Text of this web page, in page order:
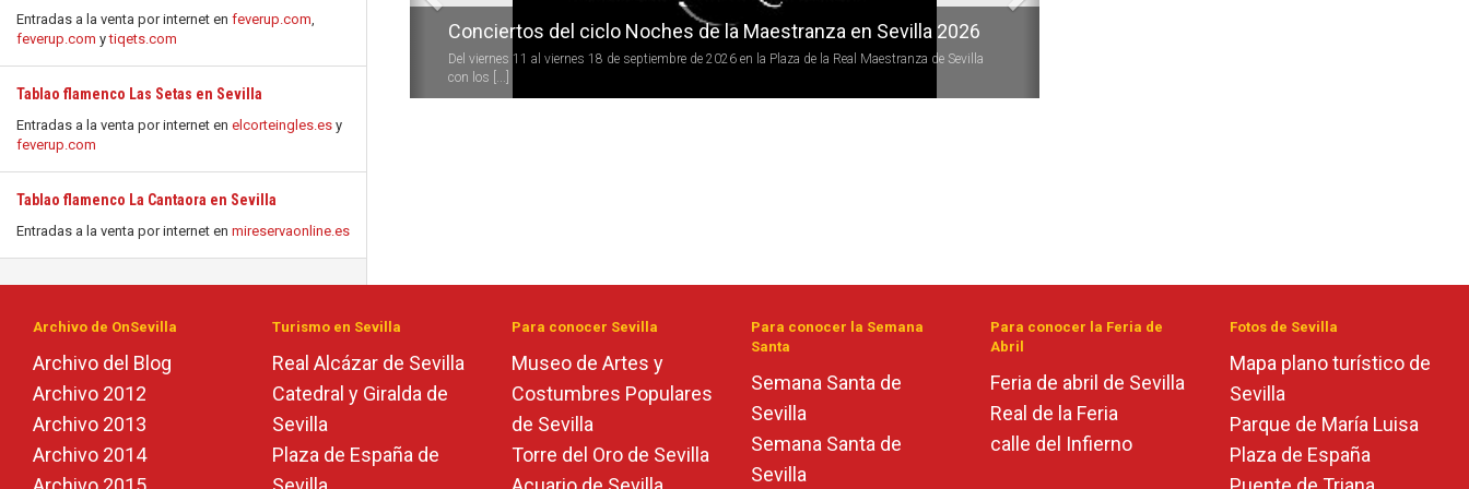
Entradas a la venta por internet en feverup.com,
feverup.com ytiqets.com
Tablao flamenco Las Setas en Sevilla
Entradas a la venta por internet en elcorteingles.es y
feverup.com
Tablao flamenco La Cantaora en Sevilla
Entradas a la venta por internet en mireservaonline.es
Conciertos del ciclo Noches de la Maestranza en Sevilla 2026
Del viernes 11 al viernes 18 de septiembre de 2026 en la Plaza de la Real Maestranza de Sevilla
con los [...]
Archivo de OnSevilla
Archivo del Blog
Archivo 2012
Archivo 2013
Archivo 2014
Turismo en Sevilla
Real Alcázar de Sevilla
Catedral y Giralda de
Sevilla
Plaza de España de
Para conocer Sevilla
Museo de Artes y
Costumbres Populares
de Sevilla
Torre del Oro de Sevilla
Para conocer la Semana
Santa
Semana Santa de
Sevilla
Semana Santa de
Sevilla
Para conocer la Feria de
Abril
Feria de abril de Sevilla
Real de la Feria
calle del Infierno
Fotos de Sevilla
Mapa plano turístico de
Sevilla
Parque de María Luisa
Plaza de España